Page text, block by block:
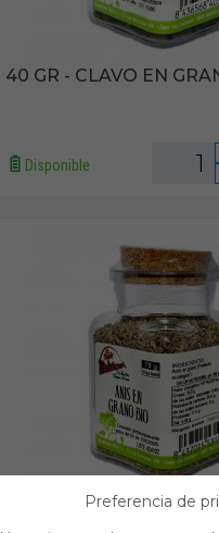
40 GR - CLAVO EN
Disponible
75 GR - ANIS EN
Preferencia de